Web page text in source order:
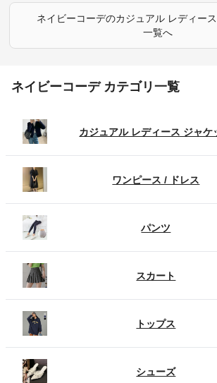
ネイビーコーデのカジュアル レディー
一覧へ
ネイビーコーデ カテゴリ一覧
カジュアル レディース ジャケ
ワンピース / ドレス
パンツ
スカート
トップス
シューズ